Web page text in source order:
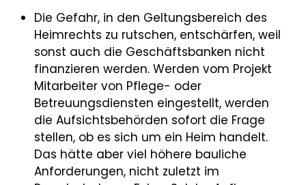
Die Gefahr, in den Geltungsbereich des
Heimrechts zu rutschen, entschärfen, weil
sonst auch die Geschäftsbanken nicht
finanzieren werden. Werden vom Projekt
Mitarbeiter von Pflege- oder
Betreuungsdiensten eingestellt, werden
die Aufsichtsbehörden sofort die Frage
stellen, ob es sich um ein Heim handelt.
Das hätte aber viel höhere bauliche
Anforderungen, nicht zuletzt im